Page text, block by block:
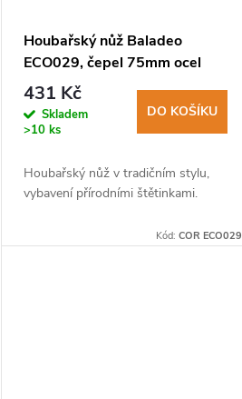
Houbařský nůž Baladeo
ECO029, čepel 75mm ocel
420, rukojeť dřevo zebrawood
se štětinkami, pouzdro
431 Kč
Skladem
>10 ks
DO KOŠÍKU
Houbařský nůž v tradičním stylu,
vybavení přírodními štětinkami.
Kód:COR ECO029